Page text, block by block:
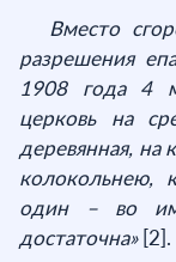
Вместо
разрешения
1908 года 4
церковь на
деревянная,
колокольнею,
один – во
достаточна»[2].